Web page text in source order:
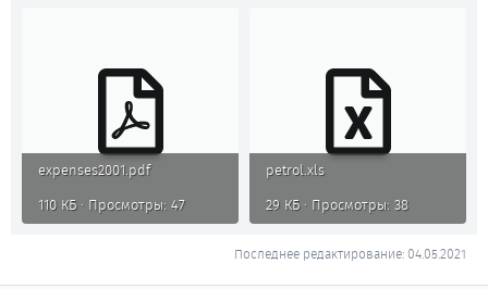
expenses2001.pdf
110 КБ · Просмотры: 47
petrol.xls
29 КБ · Просмотры: 38
Последнее редактирование:04.05.2021